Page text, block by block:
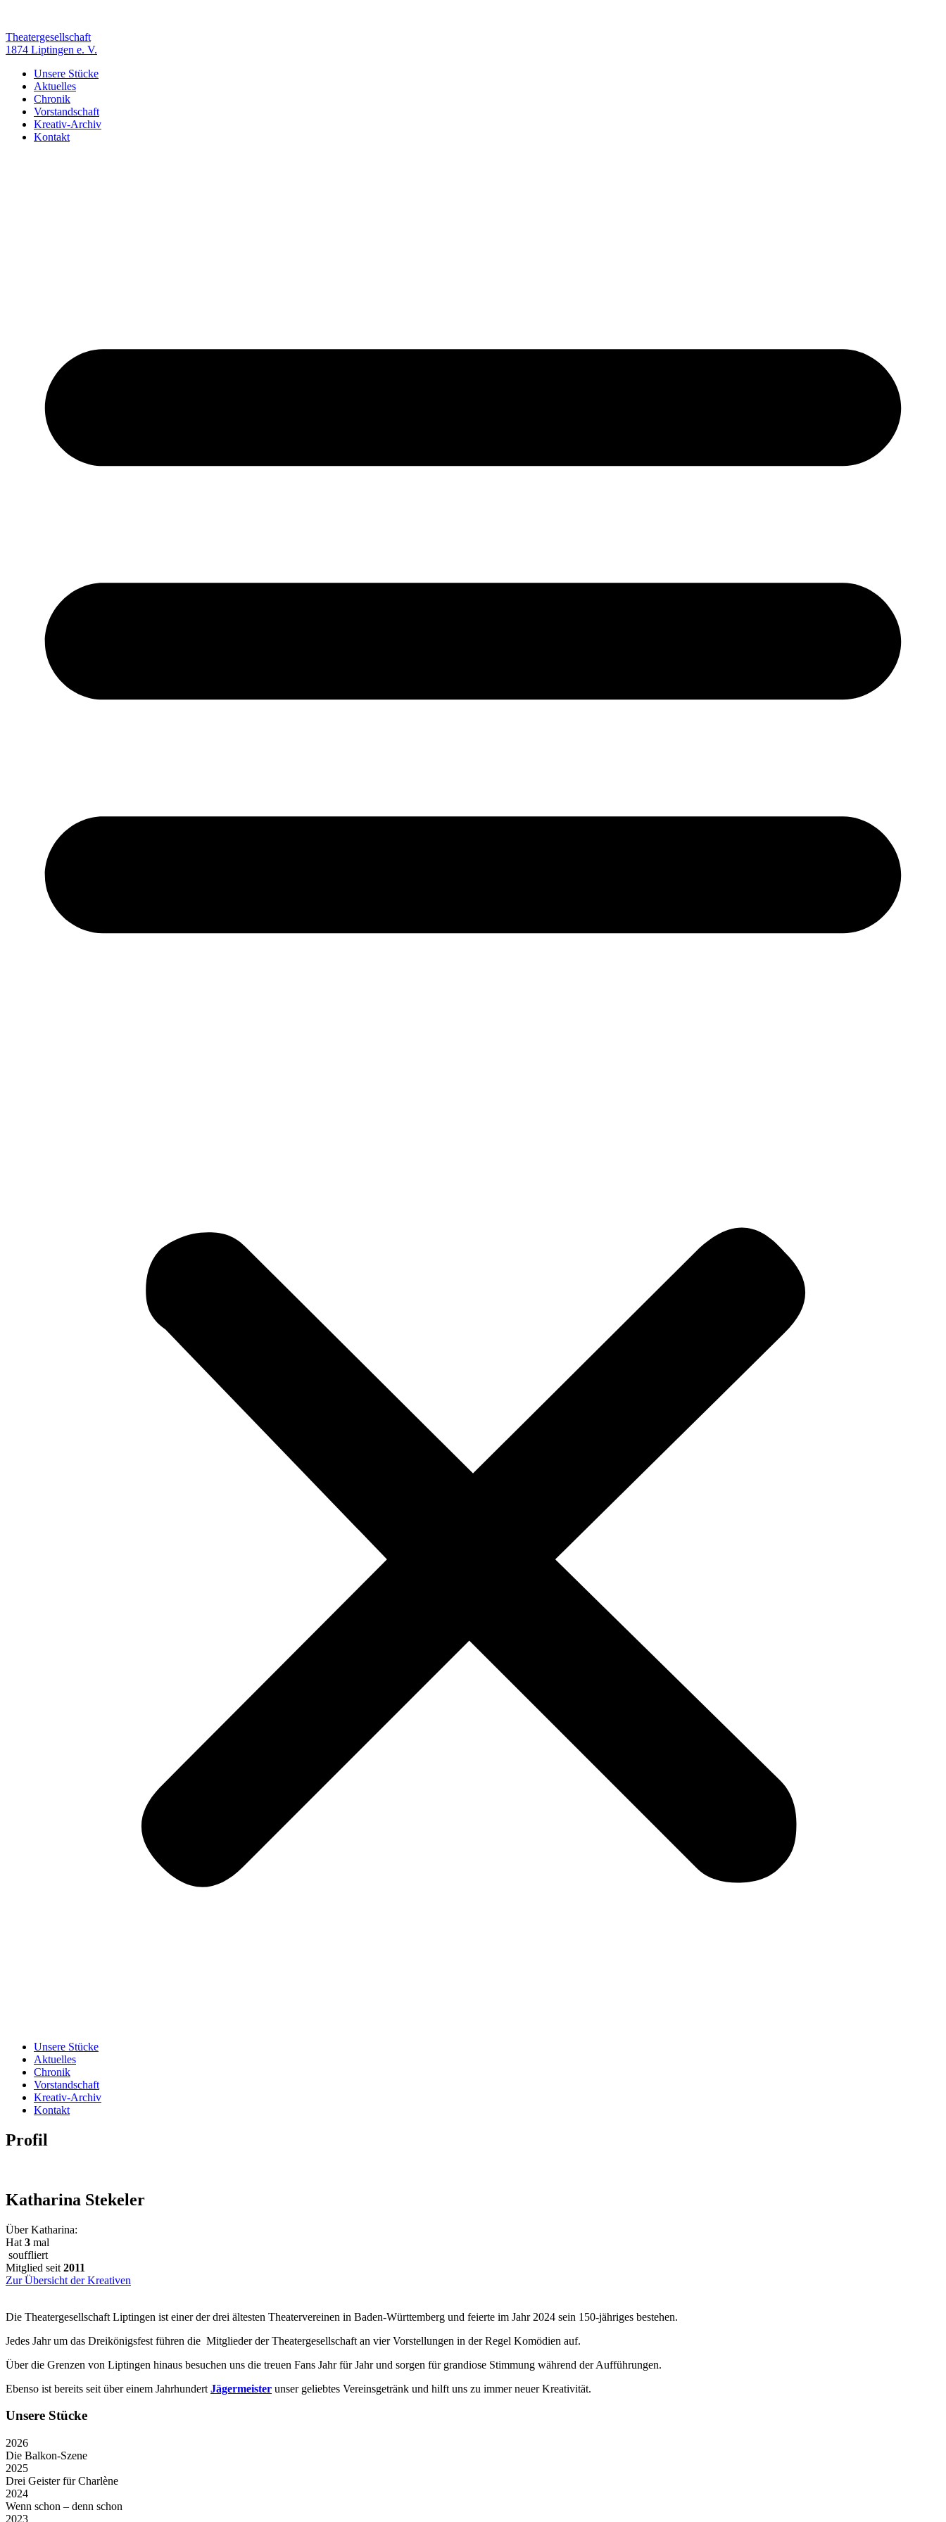
springen
Theatergesellschaft
1874 Liptingen e. V.
Unsere Stücke
Aktuelles
Chronik
Vorstandschaft
Kreativ-Archiv
Kontakt
Unsere Stücke
Aktuelles
Chronik
Vorstandschaft
Kreativ-Archiv
Kontakt
Profil
Katharina Stekeler
Über Katharina:
Hat 3 mal
souffliert
Mitglied seit 2011
Zur Übersicht der Kreativen
Die Theatergesellschaft Liptingen ist einer der drei ältesten Theatervereinen in Baden-Württemberg und feierte im Jahr 2024 sein 150-jähriges bestehen.
Jedes Jahr um das Dreikönigsfest führen die Mitglieder der Theatergesellschaft an vier Vorstellungen in der Regel Komödien auf.
Über die Grenzen von Liptingen hinaus besuchen uns die treuen Fans Jahr für Jahr und sorgen für grandiose Stimmung während der Aufführungen.
Ebenso ist bereits seit über einem Jahrhundert Jägermeister unser geliebtes Vereinsgetränk und hilft uns zu immer neuer Kreativität.
Unsere Stücke
2026
Die Balkon-Szene
2025
Drei Geister für Charlène
2024
Wenn schon – denn schon
2023